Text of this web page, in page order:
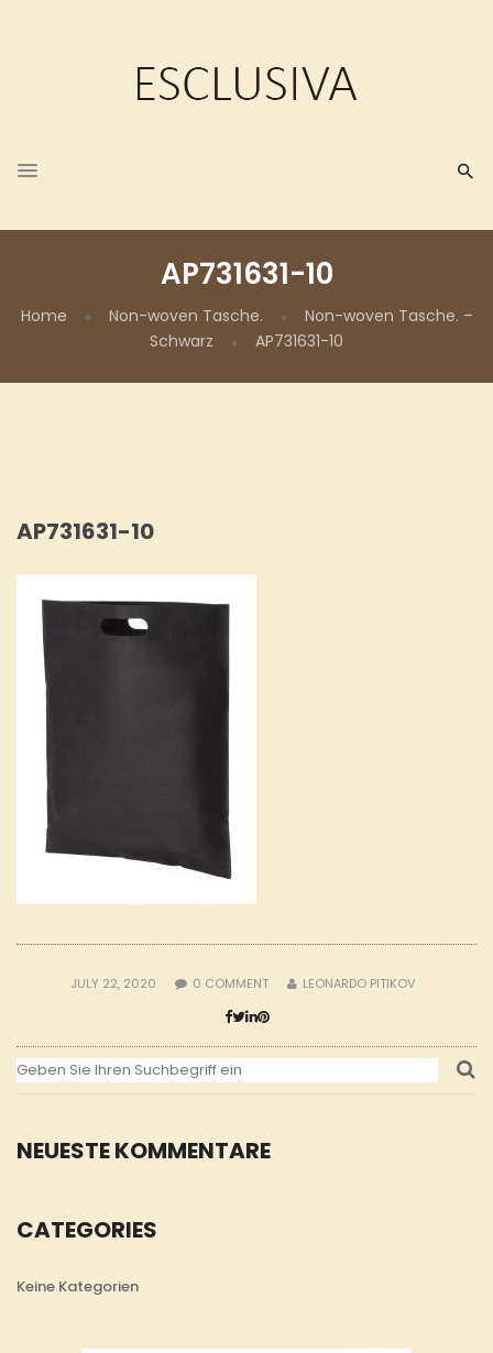
AP731631-10
Home Non-woven Tasche.
Non-woven Tasche. –
Schwarz
AP731631-10
NEUESTE KOMMENTARE
CATEGORIES
Keine Kategorien
AP731631-10
JULY 22, 2020 0 COMMENT LEONARDO PITIKOV